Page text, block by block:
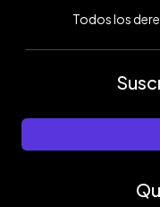
Todos los